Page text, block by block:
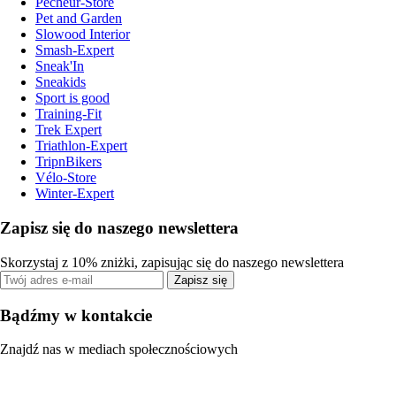
Pet and Garden
Slowood Interior
Smash-Expert
Sneak'In
Sneakids
Sport is good
Training-Fit
Trek Expert
Triathlon-Expert
TripnBikers
Vélo-Store
Winter-Expert
Zapisz się do naszego newslettera
Skorzystaj z 10% zniżki, zapisując się do naszego newslettera
Zapisz się
Bądźmy w kontakcie
Znajdź nas w mediach społecznościowych